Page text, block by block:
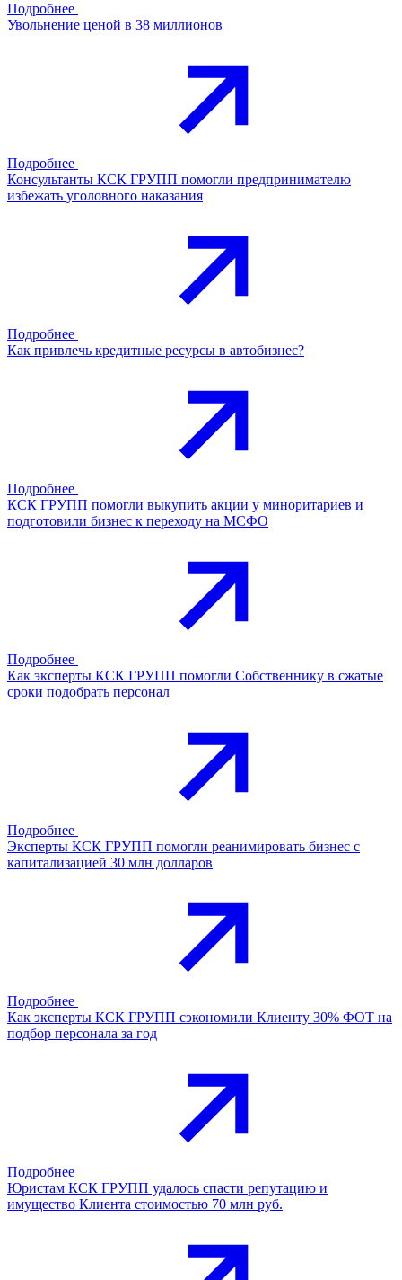
Подробнее
Увольнение ценой в 38 миллионов
Подробнее
Консультанты КСК ГРУПП помогли предпринимателю
избежать уголовного наказания
Подробнее
Как привлечь кредитные ресурсы в автобизнес?
Подробнее
КСК ГРУПП помогли выкупить акции у миноритариев и
подготовили бизнес к переходу на МСФО
Подробнее
Как эксперты КСК ГРУПП помогли Собственнику в сжатые
сроки подобрать персонал
Подробнее
Эксперты КСК ГРУПП помогли реанимировать бизнес с
капитализацией 30 млн долларов
Подробнее
Как эксперты КСК ГРУПП сэкономили Клиенту 30% ФОТ на
подбор персонала за год
Подробнее
Юристам КСК ГРУПП удалось спасти репутацию и
имущество Клиента стоимостью 70 млн руб.